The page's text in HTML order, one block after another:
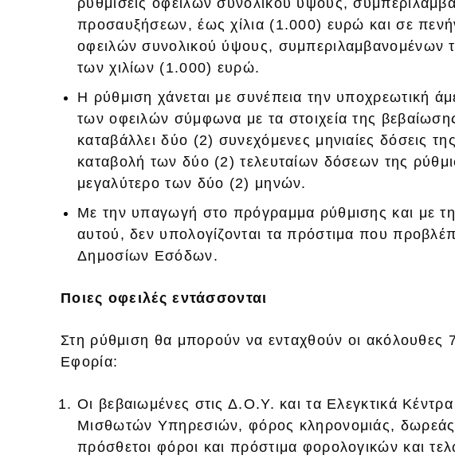
προσαυξήσεων, έως χίλια (1.000) ευρώ και σε
οφειλών συνολικού ύψους,
των χιλίων (1.000) ευρώ.
Η ρύθμιση χάνεται με συνέπεια την υποχρεωτική
των οφειλών σύμφωνα με τα στοιχεία της
καταβάλλει δύο (2) συνεχόμενες μηνιαίες δόσεις
καταβολή των δύο (2) τελευταίων δόσεων της
μεγαλύτερο των δύο (2) μηνών.
Με την υπαγωγή στο πρόγραμμα ρύθμισης και με
αυτού, δεν υπολογίζονται τα πρόστιμα που
Δημοσίων Εσόδων.
Ποιες οφειλές εντάσσονται
Στη ρύθμιση θα μπορούν να ενταχθούν οι ακόλουθες
Εφορία:
Οι βεβαιωμένες στις Δ.Ο.Υ. και τα Ελεγκτικά
Μισθωτών Υπηρεσιών, φόρος κληρονομιάς,
πρόσθετοι φόροι και πρόστιμα φορολογικών και